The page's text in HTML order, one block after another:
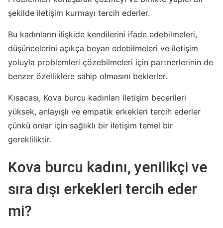
şekilde iletişim kurmayı tercih ederler.
Bu kadınların ilişkide kendilerini ifade edebilmeleri,
düşüncelerini açıkça beyan edebilmeleri ve iletişim
yoluyla problemleri çözebilmeleri için partnerlerinin de
benzer özelliklere sahip olmasını beklerler.
Kısacası, Kova burcu kadınları iletişim becerileri
yüksek, anlayışlı ve empatik erkekleri tercih ederler
çünkü onlar için sağlıklı bir iletişim temel bir
gerekliliktir.
Kova burcu kadını, yenilikçi ve
sıra dışı erkekleri tercih eder
mi?